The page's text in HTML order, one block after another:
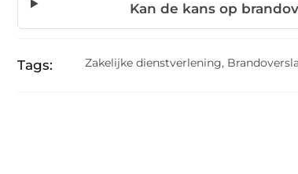
Kan de kans op
Tags: Zakelijke dienstverlening,